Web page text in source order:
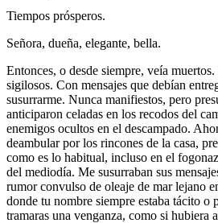
Tiempos prósperos.
Señora, dueña, elegante, bella.
Entonces, o desde siempre, veía
sigilosos. Con mensajes que debían
susurrarme. Nunca manifiestos, pero
anticiparon celadas en los recodos del
enemigos ocultos en el descampado.
deambular por los rincones de la casa,
como es lo habitual, incluso en el
del mediodía. Me susurraban sus
rumor convulso de oleaje de mar lejano
donde tu nombre siempre estaba tácito o
tramaras una venganza, como si hubiera